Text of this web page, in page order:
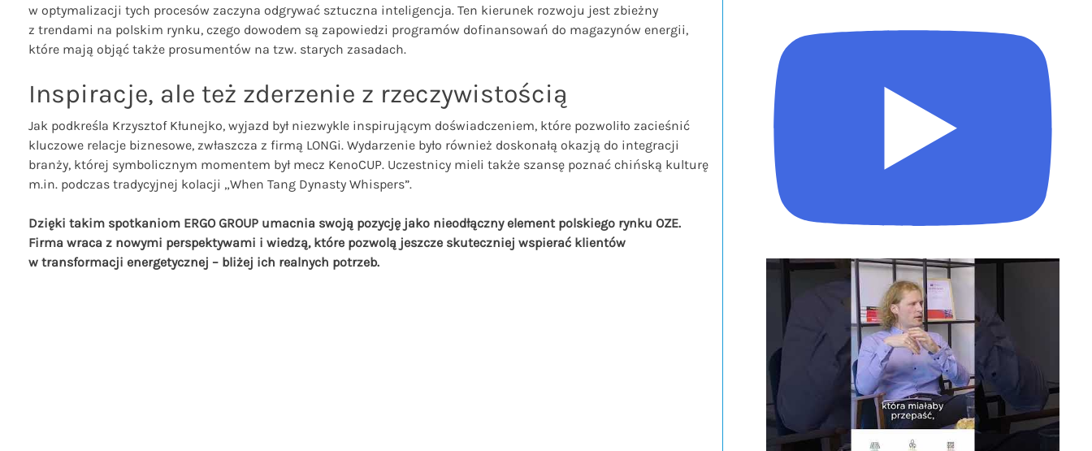
w optymalizacji tych procesów zaczyna odgrywać sztuczna inteligencja. Ten kierunek rozwoju jest zbieżny
z trendami na polskim rynku, czego dowodem są zapowiedzi programów dofinansowań do magazynów energii,
które mają objąć także prosumentów na tzw. starych zasadach.
Inspiracje, ale też zderzenie z rzeczywistością
Jak podkreśla Krzysztof Kłunejko, wyjazd był niezwykle inspirującym doświadczeniem, które pozwoliło zacieśnić
kluczowe relacje biznesowe, zwłaszcza z firmą LONGi. Wydarzenie było również doskonałą okazją do integracji
branży, której symbolicznym momentem był mecz KenoCUP. Uczestnicy mieli także szansę poznać chińską kulturę
m.in. podczas tradycyjnej kolacji „When Tang Dynasty Whispers”.
Dzięki takim spotkaniom ERGO GROUP umacnia swoją pozycję jako nieodłączny element polskiego rynku OZE.
Firma wraca z nowymi perspektywami i wiedzą, które pozwolą jeszcze skuteczniej wspierać klientów
w transformacji energetycznej – bliżej ich realnych potrzeb.